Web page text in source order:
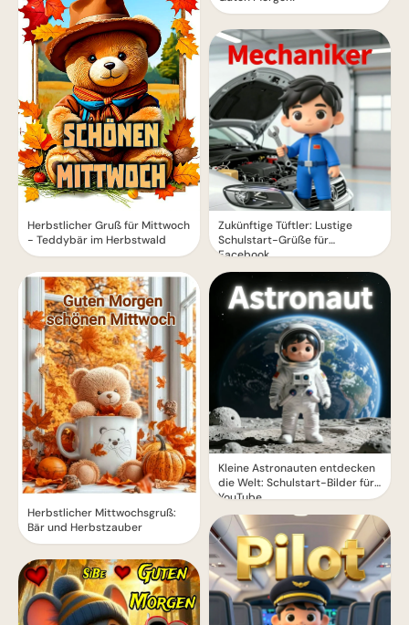
Herbstlicher Gruß für Mittwoch
- Teddybär im Herbstwald
Herbstlicher Mittwochsgruß:
Bär und Herbstzauber
Zukünftige Tüftler: Lustige
Schulstart-Grüße für
Facebook
Kleine Astronauten entdecken
die Welt: Schulstart-Bilder für
YouTube